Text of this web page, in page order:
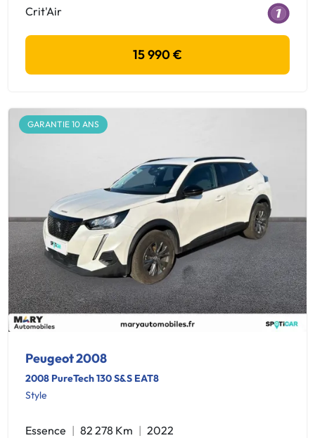
Crit'Air
15 990 €
GARANTIE 10 ANS
Peugeot 2008
2008 PureTech 130 S&S EAT8
Style
Essence 82 278 Km
2022